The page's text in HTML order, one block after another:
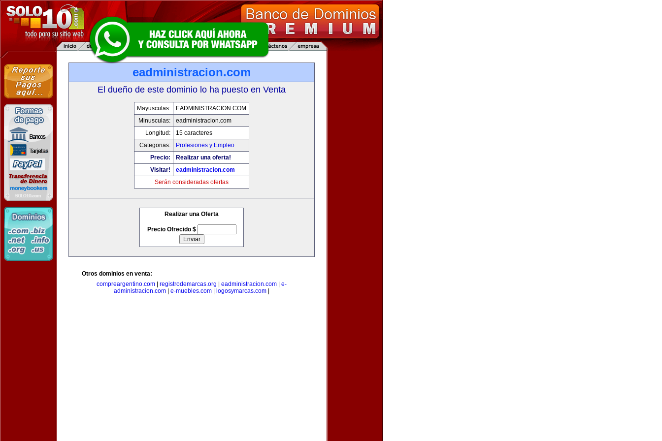
eadministracion.com
El dueño de este dominio lo ha puesto en Venta
Mayusculas:
EADMINISTRACION.COM
Minusculas:
eadministracion.com
Longitud:
15 caracteres
Categorias:
Profesiones y Empleo
Precio:
Realizar una oferta!
Visitar!
eadministracion.com
Serán consideradas ofertas
Realizar una Oferta
Precio Ofrecido $
Otros dominios en venta:
compreargentino.com
registrodemarcas.org eadministracion.com
e-
administracion.com
e-muebles.com logosymarcas.com